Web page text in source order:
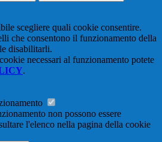
scegliere quali cookie consentire.
che consentono il funzionamento della
disabilitarli.
necessari al funzionamento potete
.
non possono essere
l'elenco nella pagina della cookie